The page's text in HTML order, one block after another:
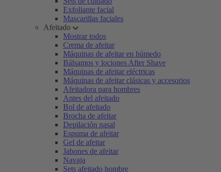
Exfoliante facial
Mascarillas faciales
Afeitado
Mostrar todos
Crema de afeitar
Máquinas de afeitar en húmedo
Bálsamos y lociones After Shave
Máquinas de afeitar eléctricas
Máquinas de afeitar clásicas y accesorios
Afeitadora para hombres
Antes del afeitado
Bol de afeitado
Brocha de afeitar
Depilación nasal
Espuma de afeitar
Gel de afeitar
Jabones de afeitar
Navaja
Sets afeitado hombre